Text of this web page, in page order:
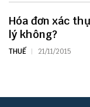
Hóa đơn xác
lý không?
THUẾ 21/11/2015